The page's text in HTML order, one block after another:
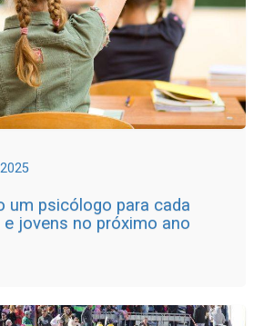
um psicólogo para cada
jovens no próximo ano